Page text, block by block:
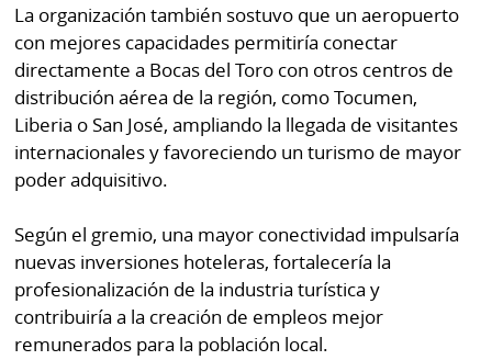
La organización también sostuvo que un aeropuerto
con mejores capacidades permitiría conectar
directamente a Bocas del Toro con otros centros de
distribución aérea de la región, como Tocumen,
Liberia o San José, ampliando la llegada de visitantes
internacionales y favoreciendo un turismo de mayor
poder adquisitivo.
Según el gremio, una mayor conectividad impulsaría
nuevas inversiones hoteleras, fortalecería la
profesionalización de la industria turística y
contribuiría a la creación de empleos mejor
remunerados para la población local.